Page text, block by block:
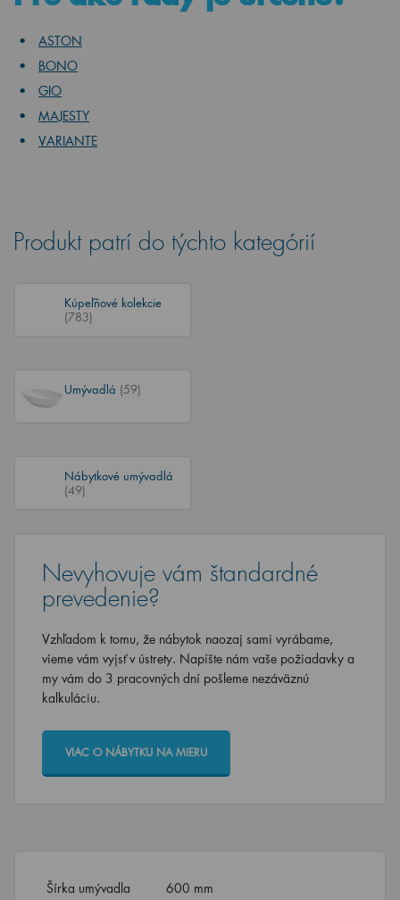
ASTON
BONO
GIO
MAJESTY
VARIANTE
Produkt patrí do týchto kategórií
Kúpeľňové kolekcie
(783)
Umývadlá (59)
Nábytkové umývadlá
(49)
Nevyhovuje vám štandardné
prevedenie?
Vzhľadom k tomu, že nábytok naozaj sami vyrábame,
vieme vám vyjsť v ústrety. Napíšte nám vaše požiadavky a
my vám do 3 pracovných dní pošleme nezáväznú
kalkuláciu.
VIAC O NÁBYTKU NA MIERU
Šírka umývadla
600 mm